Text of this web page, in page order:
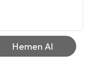
Hemen Al